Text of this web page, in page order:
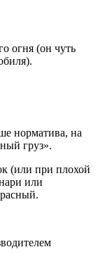
огня (он чуть
норматива, на
груз».
(или при плохой
или